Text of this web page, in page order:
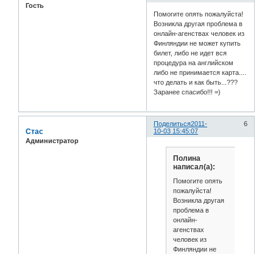
Гость
Помогите опять пожалуйста!
Возникла другая проблема в
онлайн-агенствах человек из
Финляндии не может купить
билет, либо не идет вся
процедура на английском
либо не принимается карта....
что делать и как быть...???
Заранее спасибо!!! =)
Поделиться 6
2011-
10-03 15:45:07
Стас
Администратор
Полина
написал(а):
Помогите опять
пожалуйста!
Возникла другая
проблема в
онлайн-
агенствах
человек из
Финляндии не